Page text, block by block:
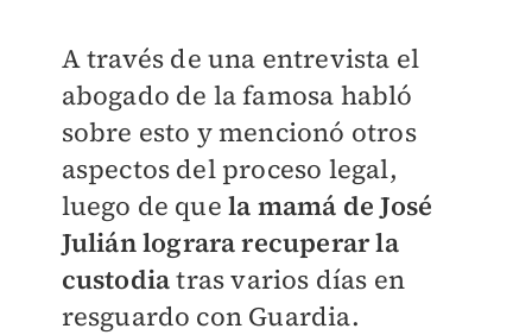
A través de una entrevista el
abogado de la famosa habló
sobre esto y mencionó otros
aspectos del proceso legal,
luego de quela mamá de José
Julián lograra recuperar la
custodiatras varios días en
resguardo con Guardia.